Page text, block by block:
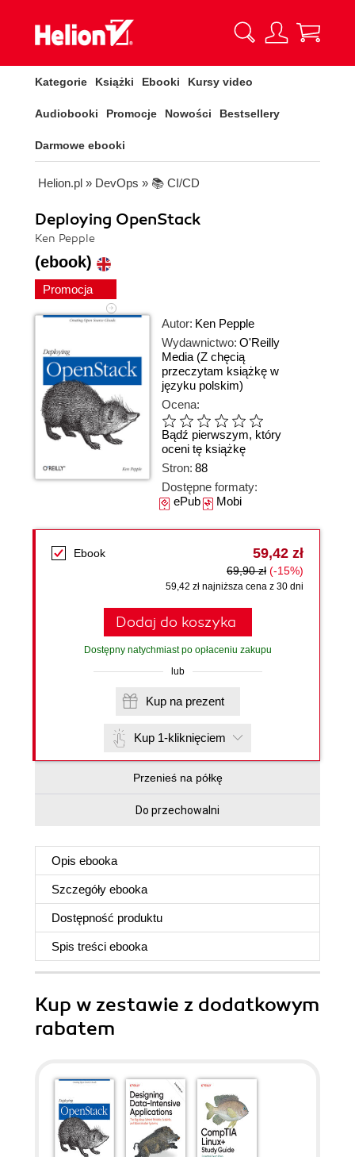
Kategorie Książki Ebooki Kursy video
Audiobooki Promocje Nowości Bestsellery
Darmowe ebooki
Helion.pl » DevOps » 📚 CI/CD
Deploying OpenStack
Ken Pepple
(ebook)
Promocja
Autor: Ken Pepple
Wydawnictwo: O'Reilly
Media (Z chęcią
przeczytam książkę w
języku polskim)
Ocena:
Bądź pierwszym, który
oceni tę książkę
Stron: 88
Dostępne formaty:
ePubMobi
Ebook 59,42 zł
69,90 zł (-15%)
59,42 zł najniższa cena z 30 dni
Dodaj do koszyka
Dostępny natychmiast po opłaceniu zakupu
lub
Kup na prezent
Kup 1-kliknięciem
Przenieś na półkę
Do przechowalni
Opis ebooka
Szczegóły ebooka
Dostępność produktu
Spis treści ebooka
Kup w zestawie z dodatkowym
rabatem